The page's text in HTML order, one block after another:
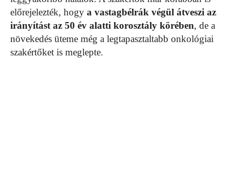
előrejelezték, hogy a vastagbélrák végül átveszi az
irányítást az 50 év alatti korosztály körében, de a
növekedés üteme még a legtapasztaltabb onkológiai
szakértőket is meglepte.